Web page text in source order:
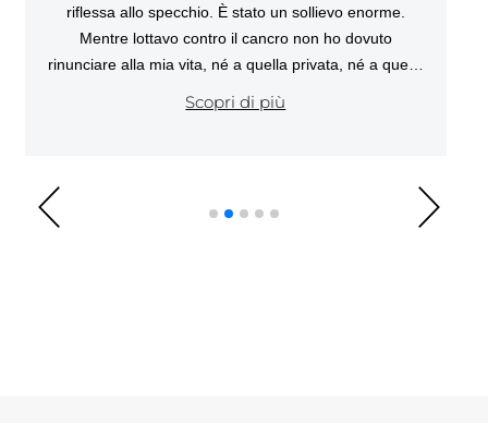
riflessa allo specchio. È stato un sollievo enorme.
Mentre lottavo contro il cancro non ho dovuto
rinunciare alla mia vita, né a quella privata, né a quella
Scopri di più